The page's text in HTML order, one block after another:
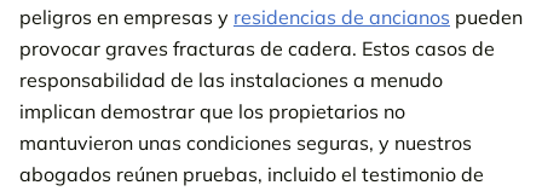
peligros en empresas y residencias de ancianos pueden
provocar graves fracturas de cadera. Estos casos de
responsabilidad de las instalaciones a menudo
implican demostrar que los propietarios no
mantuvieron unas condiciones seguras, y nuestros
abogados reúnen pruebas, incluido el testimonio de